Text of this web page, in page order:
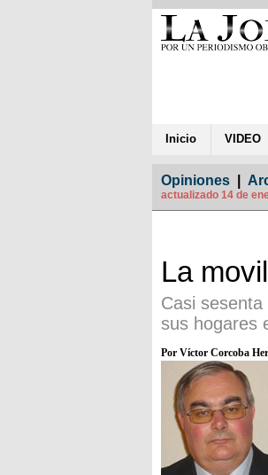
Inicio VIDEO
Opiniones
actualizado 14 de
La
Casi
sus hogares
Por Víctor Corcoba